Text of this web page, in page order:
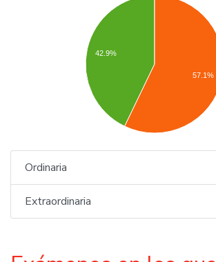
42.9%
57.1%
Ordinaria
Extraordinaria